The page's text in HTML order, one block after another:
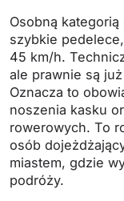
Osobną
szybkie
45 km/h.
ale prawnie są
Oznacza to
noszenia kasku
rowerowych. To
osób
miastem, gdzie
podróży.